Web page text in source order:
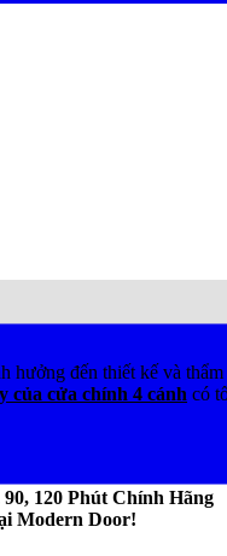
hưởng đến thiết kế và
của cửa chính 4 cánh có
90, 120 Phút Chính Hãng
Modern Door!